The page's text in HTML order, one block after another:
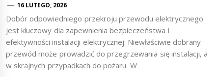
16 LUTEGO, 2026
Dobór odpowiedniego przekroju przewodu elektrycznego
jest kluczowy dla zapewnienia bezpieczeństwa i
efektywności instalacji elektrycznej. Niewłaściwie dobrany
przewód może prowadzić do przegrzewania się instalacji, a
w skrajnych przypadkach do pożaru. W